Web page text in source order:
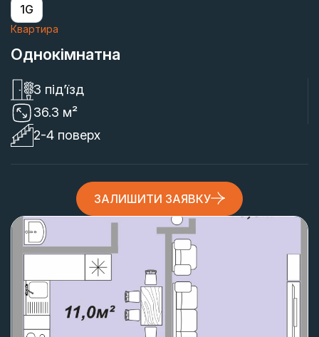
1G
Квартира
Однокімнатна
3 під’їзд
36.3 м²
2-4 поверх
ЗАЛИШИТИ ЗАЯВКУ